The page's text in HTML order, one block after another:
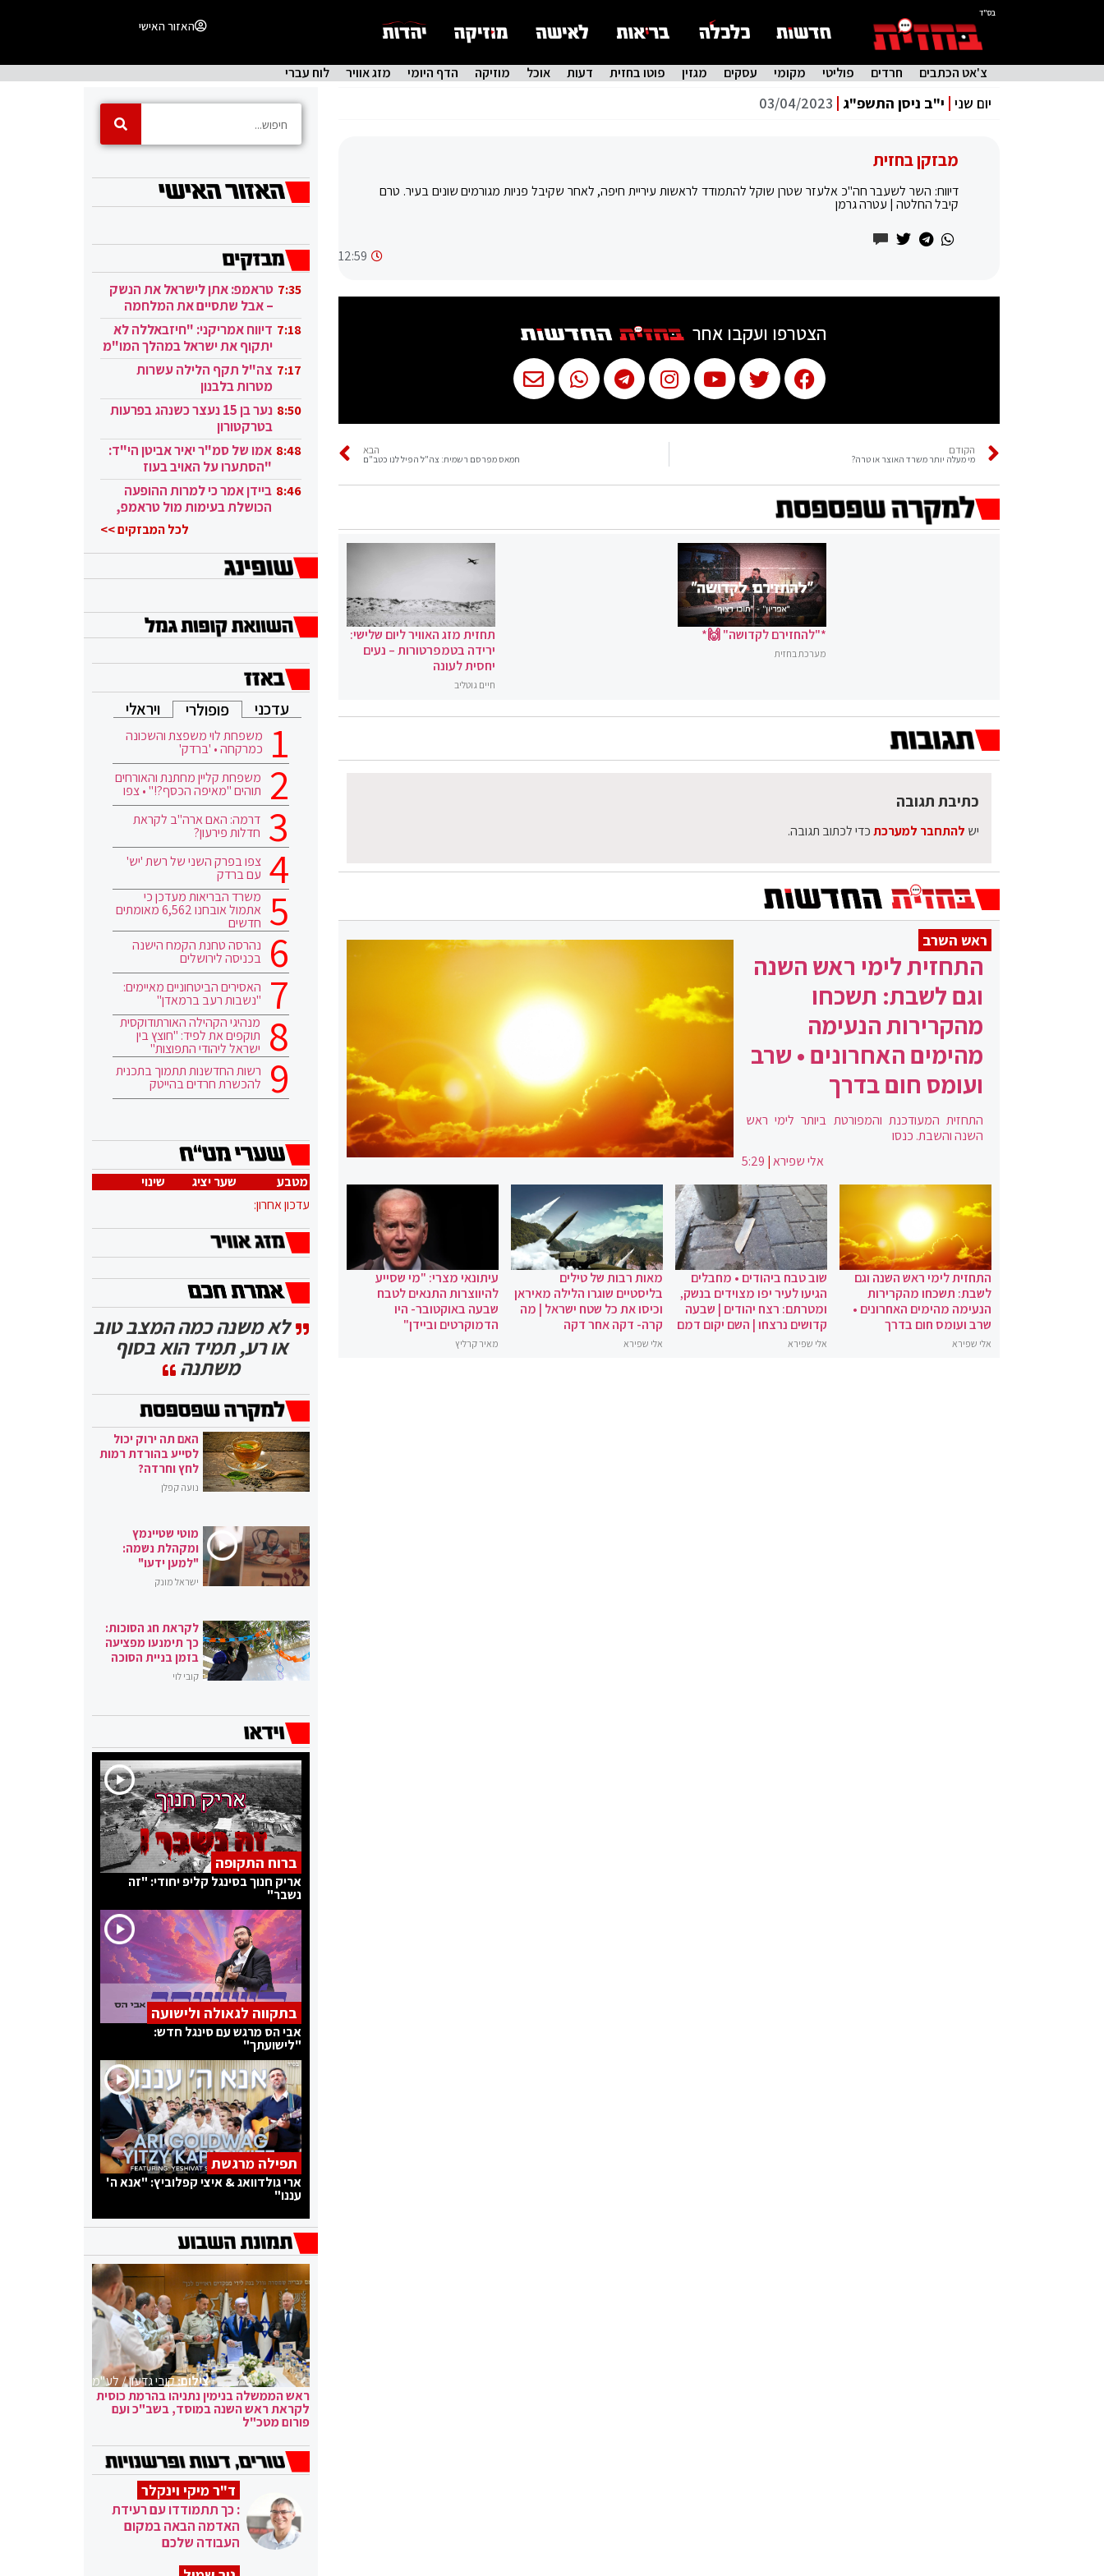
בס"ד
האזור האישי
צ'אט הכתבים חרדים פוליטי מקומי עסקים מגזין פוטו בחזית דעות אוכל מוזיקה הדף היומי מזג אוויר לוח עברי
יום שני י"ב ניסן התשפ"ג 03/04/2023
מבזקן בחזית
דיווח: השר לשעבר חה"כ אלעזר שטרן שוקל להתמודד לראשות עיריית חיפה, לאחר שקיבל פניות מגורמים שונים בעיר. טרם
קיבל החלטה | עטרה גרמן
12:59
הצטרפו ועקבו אחר
הקודם
מי מעלה יותר משרד האוצר או טרה?
הבא
חמאס מפרסם רשמית: צה"ל הפיל לנו כטב"ם
*"להחזירם לקדושה" 🙌*
מערכת בחזית
תחזית מזג האוויר ליום שלישי:
ירידה בטמפרטורות – נעים
יחסית לעונה
חיים גוטליב
כתיבת תגובה
יש להתחבר למערכתכדי לכתוב תגובה.
ראש השרב
התחזית לימי ראש השנה
וגם לשבת: תשכחו
מהקרירות הנעימה
מהימים האחרונים • שרב
ועומס חום בדרך
התחזית המעודכנת והמפורטת ביותר לימי ראש
השנה והשבת. כנסו
אלי שפירא|
5:29
התחזית לימי ראש השנה וגם
לשבת: תשכחו מהקרירות
הנעימה מהימים האחרונים •
שרב ועומס חום בדרך
אלי שפירא
שוב טבח ביהודים • מחבלים
הגיעו לעיר יפו מצוידים בנשק,
ומטרתם: רצח יהודים | שבעה
קדושים נרצחו | השם יקום דמם
אלי שפירא
מאות רבות של טילים
בליסטיים שוגרו הלילה מאיראן
וכיסו את כל שטח ישראל | מה
קרה- דקה אחר דקה
אלי שפירא
עיתונאי מצרי: "מי שסייע
להיווצרות התנאים לטבח
שבעה באוקטובר- היו
הדמוקרטים וביידן"
מאיר קרליץ
7:35 טראמפ: אתן לישראל את הנשק
– אבל שתסיים את המלחמה
בעזה 7:18 דיווח אמריקני: "חיזבאללה לא
יתקוף את ישראל במהלך המו"מ
בקטאר" 7:17 צה"ל תקף הלילה עשרות
מטרות בלבנון
8:50
נער בן 15 נעצר כשנהג בפרעות
בטרקטורון
8:48 אמו של סמ"ר יאיר אביטן הי"ד:
"הסתערו על האויב בעוז
ובגבורה" 8:46 ביידן אמר כי למרות ההופעה
הכושלת בעימות מול טראמפ,
לכל המבזקים >>
עדכני פופולרי ויראלי
משפחת לוי משפצת והשכונה
כמרקחה • 'ברדק'
משפחת קליין מחתנת והאורחים
תוהים "מאיפה הכסף?!" • צפו
דרמה: האם ארה"ב לקראת
חדלות פירעון?
צפו בפרק השני של רשת 'יש'
עם ברדק
משרד הבריאות מעדכן כי
אתמול אובחנו 6,562 מאומתים
חדשים
נהרסה טחנת הקמח הישנה
בכניסה לירושלים
האסירים הביטחוניים מאיימים:
"נשבות רעב ברמאדן"
מנהיגי הקהילה האורתודוקסית
תוקפים את לפיד: "חוצץ בין
ישראל ליהודי התפוצות"
רשות החדשנות תתמוך בתכנית
להכשרת חרדים בהייטק
מטבע שער יציג
שינוי
עדכון אחרון:
לא משנה כמה המצב טוב
או רע, תמיד הוא בסוף
משתנה
האם תה ירוק יכול
לסייע בהורדת רמות
לחץ וחרדה?
נועה קפלן
מוטי שטיינמץ
ומקהלת נשמה:
"למען ידעו"
ישראל מונק
לקראת חג הסוכות:
כך תימנעו מפציעה
בזמן בניית הסוכה
קובי לוי
ברוח התקופה
אריק חנוך בסינגל קליפ יחודי: "זה
נשבר"
בתקווה לגאולה ולישועה
אבי הס מרגש עם סינגל חדש:
"לישועתך"
תפילה מרגשת
ארי גולדוואג & איצי קפלוביץ: "אנא ה'
עננו"
צילום:קובי גדעון / לע"מ
ראש הממשלה בנימין נתניהו בהרמת כוסית
לקראת ראש השנה במוסד, בשב"כ ועם
פורום מטכ"ל
ד"ר מיקי וינקלר
: כך תתמודדו עם רעידת
האדמה הבאה במקום
העבודה שלכם